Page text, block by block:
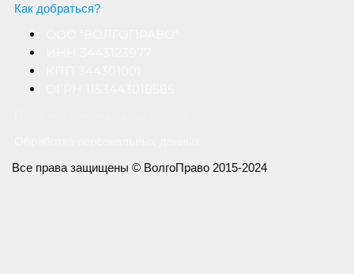
Как добраться?
Все права защищены © ВолгоПраво 2015-2024